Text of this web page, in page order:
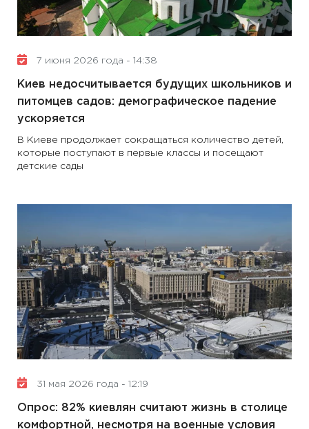
7 июня 2026 года - 14:38
Киев недосчитывается будущих школьников и
питомцев садов: демографическое падение
ускоряется
В Киеве продолжает сокращаться количество детей,
которые поступают в первые классы и посещают
детские сады
31 мая 2026 года - 12:19
Опрос: 82% киевлян считают жизнь в столице
комфортной, несмотря на военные условия